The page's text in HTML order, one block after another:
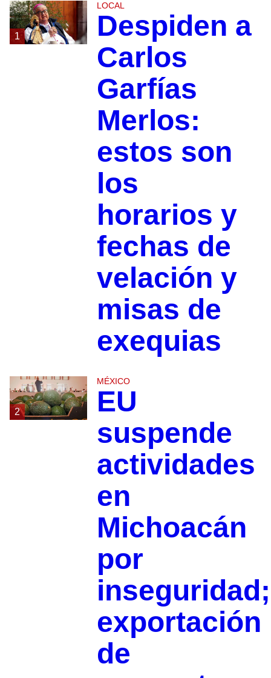
1
LOCAL
Despiden a
Carlos
Garfías
Merlos:
estos son
los
horarios y
fechas de
velación y
misas de
exequias
2
MÉXICO
EU
suspende
actividades
en
Michoacán
por
inseguridad;
exportación
de